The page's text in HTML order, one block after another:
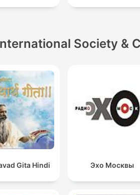
Society &
Gita Hindi Эхо Москвы